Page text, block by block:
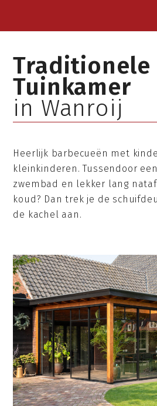
Traditionele
Tuinkamer
in Wanroij
Heerlijk barbecueën met
kleinkinderen. Tussendoor
zwembad en lekker lang
koud? Dan trek je de
de kachel aan.